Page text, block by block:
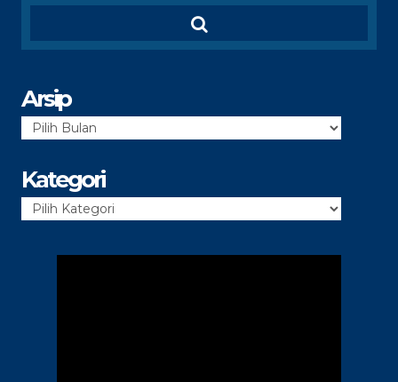
Arsip
Arsip
Kategori
Kategori